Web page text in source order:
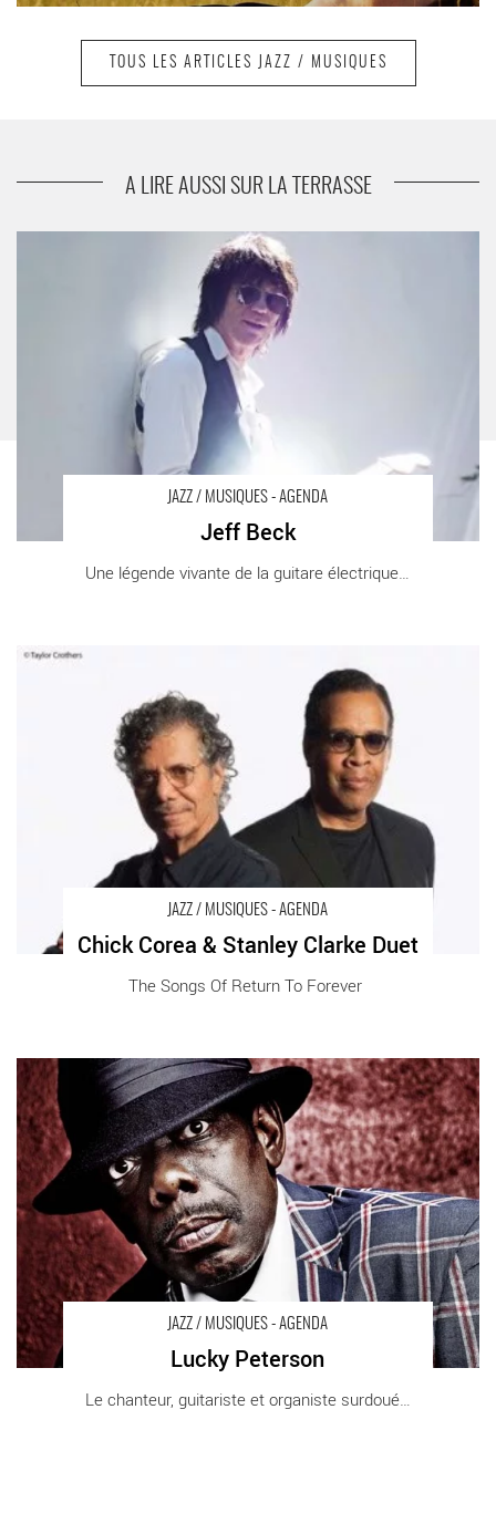
Lucky Peterson
TOUS LES ARTICLES JAZZ / MUSIQUES
A LIRE AUSSI SUR LA TERRASSE
JAZZ / MUSIQUES - AGENDA
Jeff Beck
Une légende vivante de la guitare électrique [...]
Jeff Beck - Critique sortie Jazz / Musiques Marseille Jardins du
JAZZ / MUSIQUES - AGENDA
Chick Corea & Stanley Clarke Duet
The Songs Of Return To Forever
Chick Corea & Stanley Clarke Duet - Critique sortie Jazz /
Musiques Marciac Chapiteau jazz in Marciac
JAZZ / MUSIQUES - AGENDA
Lucky Peterson
Le chanteur, guitariste et organiste surdoué [...]
Lucky Peterson - Critique sortie Jazz / Musiques Paris Odéon-
Théâtre de l’Europe